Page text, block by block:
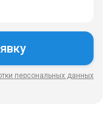
персональных данных